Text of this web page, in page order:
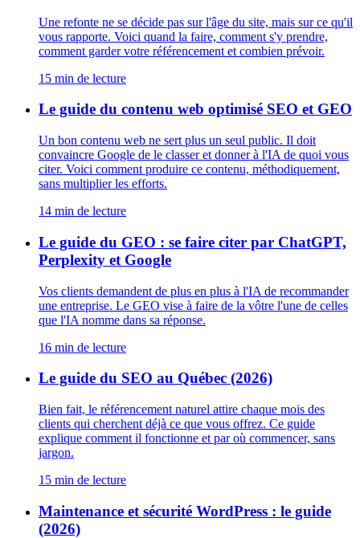
Une refonte ne se décide pas sur l'âge du site, mais sur ce qu'il
vous rapporte. Voici quand la faire, comment s'y prendre,
comment garder votre référencement et combien prévoir.
15 min de lecture
Le guide du contenu web optimisé SEO et GEO
Un bon contenu web ne sert plus un seul public. Il doit
convaincre Google de le classer et donner à l'IA de quoi vous
citer. Voici comment produire ce contenu, méthodiquement,
sans multiplier les efforts.
14 min de lecture
Le guide du GEO : se faire citer par ChatGPT,
Perplexity et Google
Vos clients demandent de plus en plus à l'IA de recommander
une entreprise. Le GEO vise à faire de la vôtre l'une de celles
que l'IA nomme dans sa réponse.
16 min de lecture
Le guide du SEO au Québec (2026)
Bien fait, le référencement naturel attire chaque mois des
clients qui cherchent déjà ce que vous offrez. Ce guide
explique comment il fonctionne et par où commencer, sans
jargon.
15 min de lecture
Maintenance et sécurité WordPress : le guide
(2026)